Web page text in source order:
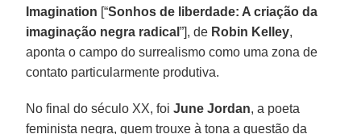
Imagination [“Sonhos de liberdade: A criação da
imaginação negra radical”], de Robin Kelley,
aponta o campo do surrealismo como uma zona de
contato particularmente produtiva.
No final do século XX, foiJune Jordan, a poeta
feminista negra, quem trouxe à tona a questão da